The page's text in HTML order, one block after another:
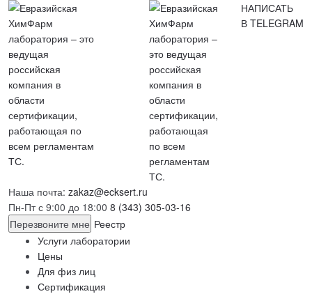
НАПИСАТЬ
В TELEGRAM
Наша почта: zakaz@ecksert.ru
Пн-Пт с 9:00 до 18:00 8 (343) 305-03-16
Перезвоните мне Реестр
Услуги лаборатории
Цены
Для физ лиц
Сертификация